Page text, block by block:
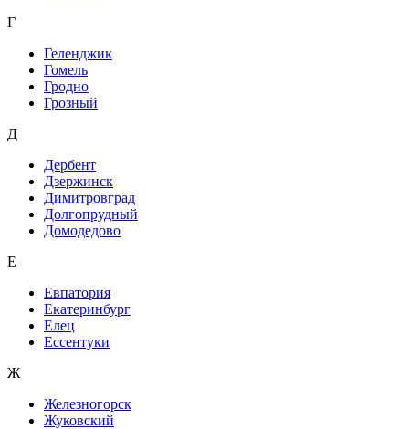
Г
Геленджик
Гомель
Гродно
Грозный
Д
Дербент
Дзержинск
Димитровград
Долгопрудный
Домодедово
Е
Евпатория
Екатеринбург
Елец
Ессентуки
Ж
Железногорск
Жуковский